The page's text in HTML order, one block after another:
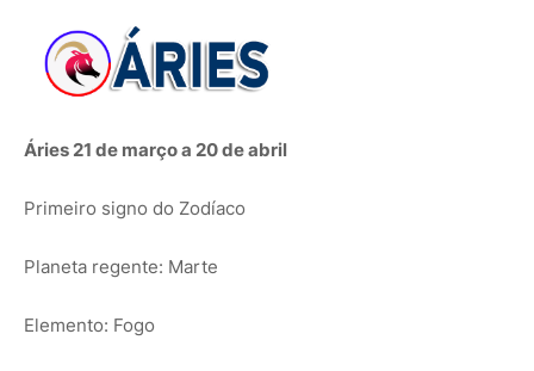
Áries 21 de março a 20 de abril
Primeiro signo do Zodíaco
Planeta regente: Marte
Elemento: Fogo